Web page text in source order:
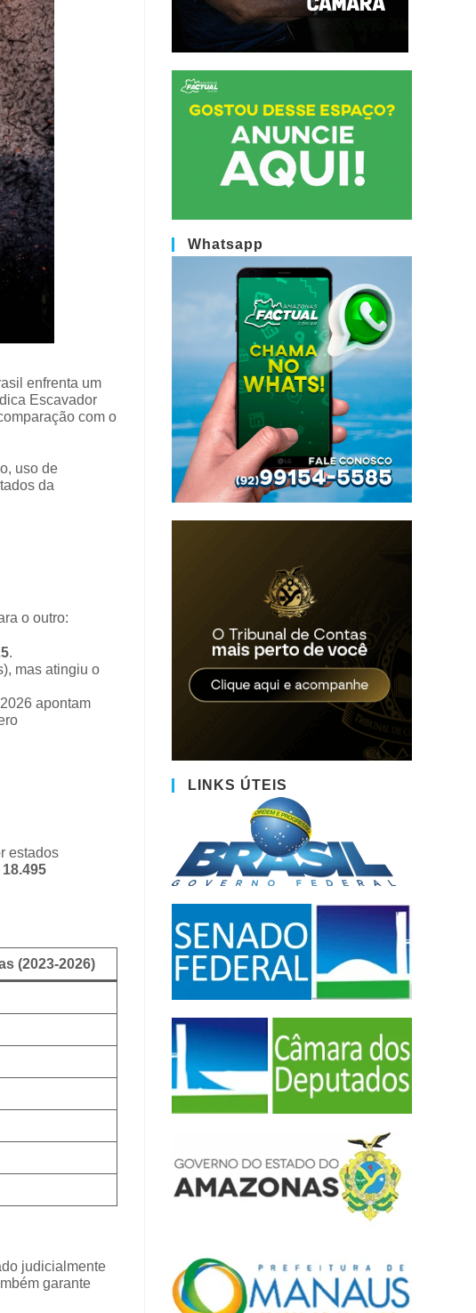
enfrenta um
Escavador
com o
uso de
da
o outro:
.
mas atingiu o
apontam
estados
18.495
(2023-2026)
judicialmente
garante
Whatsapp
LINKS ÚTEIS